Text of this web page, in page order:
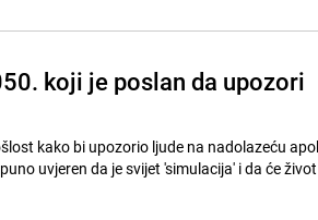
koji je poslan da upozori
kako bi upozorio ljude na nadolazeću
uvjeren da je svijet 'simulacija' i da će